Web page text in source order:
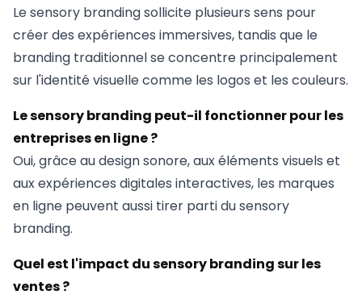
Le sensory branding sollicite plusieurs sens pour
créer des expériences immersives, tandis que le
branding traditionnel se concentre principalement
sur l'identité visuelle comme les logos et les couleurs.
Le sensory branding peut-il fonctionner pour les
entreprises en ligne ?
Oui, grâce au design sonore, aux éléments visuels et
aux expériences digitales interactives, les marques
en ligne peuvent aussi tirer parti du sensory
branding.
Quel est l'impact du sensory branding sur les
ventes ?